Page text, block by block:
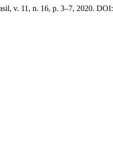
v. 11, n. 16, p. 3–7, 2020. DOI: